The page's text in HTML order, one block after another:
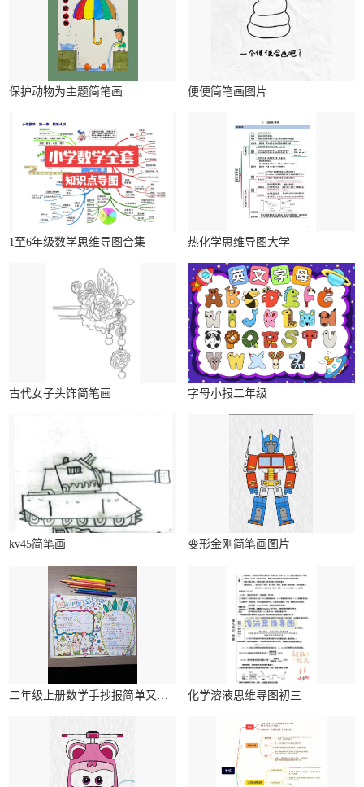
保护动物为主题简笔画 便便简笔画图片
1至6年级数学思维导图合集 热化学思维导图大学
古代女子头饰简笔画 字母小报二年级
kv45简笔画 变形金刚简笔画图片
二年级上册数学手抄报简单又漂亮 化学溶液思维导图初三